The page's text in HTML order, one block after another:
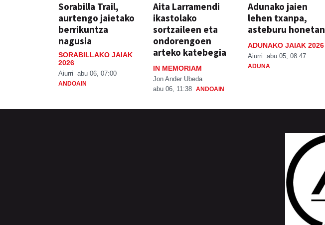
Sorabilla Trail,
aurtengo jaietako
berrikuntza
nagusia
SORABILLAKO JAIAK
2026
Aiurri abu 06, 07:00
ANDOAIN
Aita Larramendi
ikastolako
sortzaileen eta
ondorengoen
arteko katebegia
IN MEMORIAM
Jon Ander Ubeda
abu 06, 11:38 ANDOAIN
Adunako jaien
lehen txanpa,
asteburu honetan
ADUNAKO JAIAK 2026
Aiurri abu 05, 08:47
ADUNA